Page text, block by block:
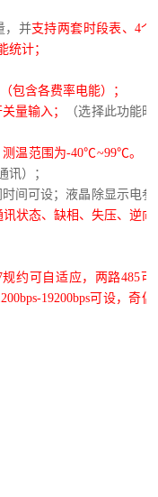
，并支持两套时段表、4个
统计；
包含各费率电能）；
量输入；
（选择此功能
温范围为-40℃~99℃。
讯）；
间可设；液晶除显示电参
讯状态、缺相、失压、逆向
规约可自适应，两路485 可
19200bps可设，奇偶